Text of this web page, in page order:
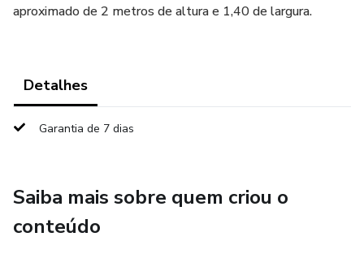
aproximado de 2 metros de altura e 1,40 de largura.
Detalhes
Garantia de 7 dias
Saiba mais sobre quem criou o
conteúdo